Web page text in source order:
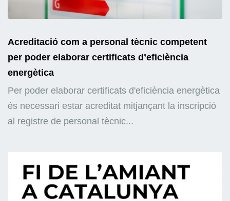
Acreditació com a personal tècnic competent
per poder elaborar certificats d’eficiència
energètica
Per poder elaborar certificats d'eficiència energètica
és necessari estar acreditat mitjançant la inscripció
al registre de personal tècnic...